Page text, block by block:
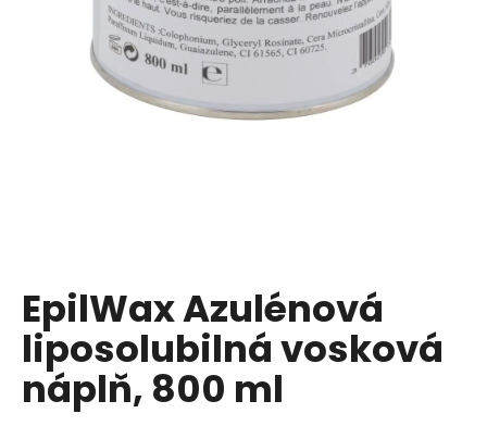
EpilWax Azulénová
liposolubilná vosková
náplň, 800 ml
O
d
p